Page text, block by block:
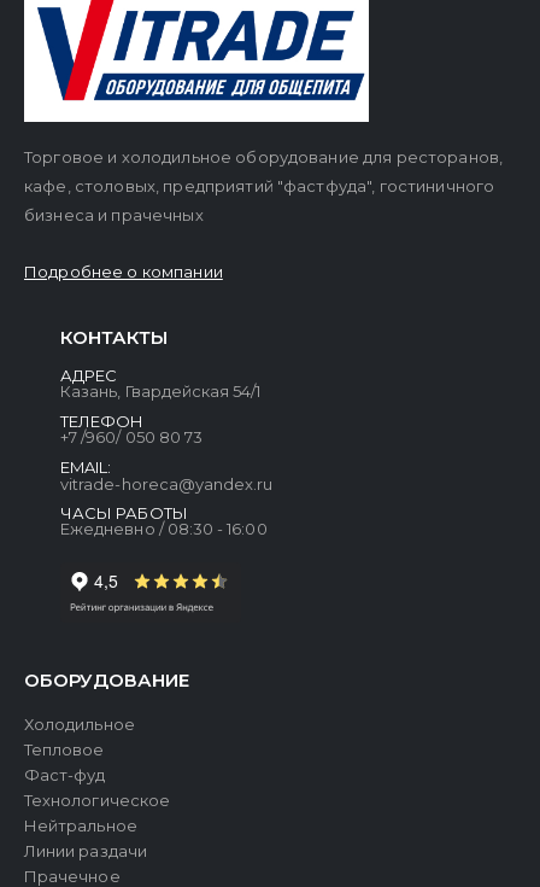
Торговое и холодильное оборудование для ресторанов,
кафе, столовых, предприятий "фастфуда", гостиничного
бизнеса и прачечных
Подробнее о компании
КОНТАКТЫ
АДРЕС
Казань, Гвардейская 54/1
ТЕЛЕФОН
+7 /960/ 050 80 73
EMAIL:
vitrade-horeca@yandex.ru
ЧАСЫ РАБОТЫ
Ежедневно / 08:30 - 16:00
ОБОРУДОВАНИЕ
Холодильное
Тепловое
Фаст-фуд
Технологическое
Нейтральное
Линии раздачи
Прачечное